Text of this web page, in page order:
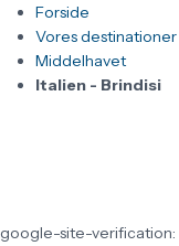
Forside
Vores destinationer
Middelhavet
Italien - Brindisi
google-site-verification: